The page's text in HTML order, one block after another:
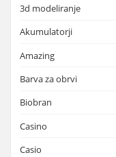
3d modeliranje
Akumulatorji
Amazing
Barva za obrvi
Biobran
Casino
Casio